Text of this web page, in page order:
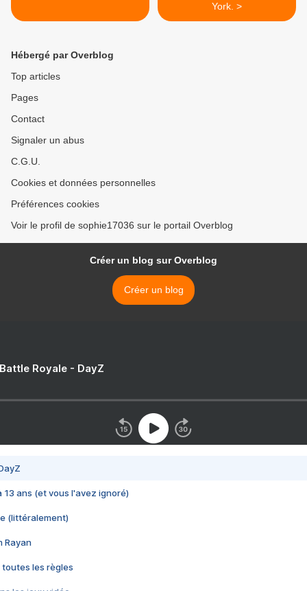
York. >
Hébergé par Overblog
Top articles
Pages
Contact
Signaler un abus
C.G.U.
Cookies et données personnelles
Préférences cookies
Voir le profil de sophie17036 sur le portail Overblog
Créer un blog sur Overblog
Créer un blog
Royale - DayZ
13 ans (et vous l'avez ignoré)
(littéralement)
Rayan
toutes les règles